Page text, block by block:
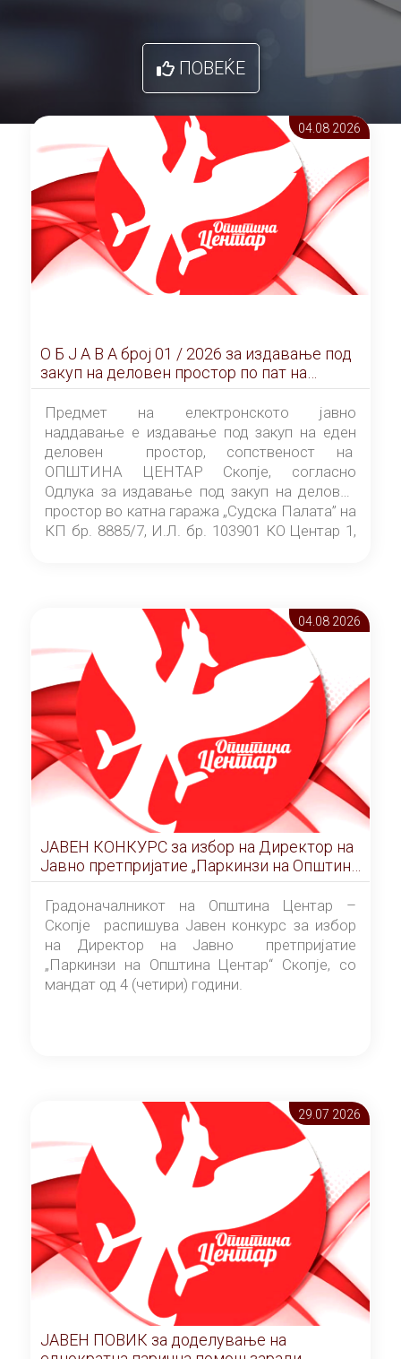
ПОВЕЌЕ
04.08 2026
О Б Ј А В А брoj 01 / 2026 за издавање под
закуп на деловен простор по пат на
ЕЛЕКТРОНСКО ЈАВНО НАДДАВАЊЕ
Предмет на електронското јавно
наддавање е издавање под закуп на еден
деловен простор, сопственост на
ОПШТИНА ЦЕНТАР Скопје, согласно
Одлука за издавање под закуп на деловен
простор во катна гаража „Судска Палата” на
КП бр. 8885/7, И.Л. бр. 103901 КО Центар 1,
Скопје” број 9/2026), за времетраење од 3
(три) години од денот на потпишувањето на
Договорот за закуп со најповолниот
понудувач.
04.08 2026
ЈАВЕН КОНКУРС за избор на Директор на
Јавно претпријатие „Паркинзи на Општина
Центар“ – Скопје
Градоначалникот на Општина Центар –
Скопје распишува Јавен конкурс за избор
на Директор на Јавно претпријатие
„Паркинзи на Општина Центар“ Скопје, со
мандат од 4 (четири) години.
29.07 2026
ЈАВЕН ПОВИК за доделување на